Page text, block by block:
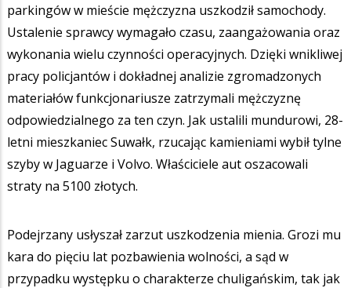
parkingów w mieście mężczyzna uszkodził samochody.
Ustalenie sprawcy wymagało czasu, zaangażowania oraz
wykonania wielu czynności operacyjnych. Dzięki wnikliwej
pracy policjantów i dokładnej analizie zgromadzonych
materiałów funkcjonariusze zatrzymali mężczyznę
odpowiedzialnego za ten czyn. Jak ustalili mundurowi, 28-
letni mieszkaniec Suwałk, rzucając kamieniami wybił tylne
szyby w Jaguarze i Volvo. Właściciele aut oszacowali
straty na 5100 złotych.
Podejrzany usłyszał zarzut uszkodzenia mienia. Grozi mu
kara do pięciu lat pozbawienia wolności, a sąd w
przypadku występku o charakterze chuligańskim, tak jak